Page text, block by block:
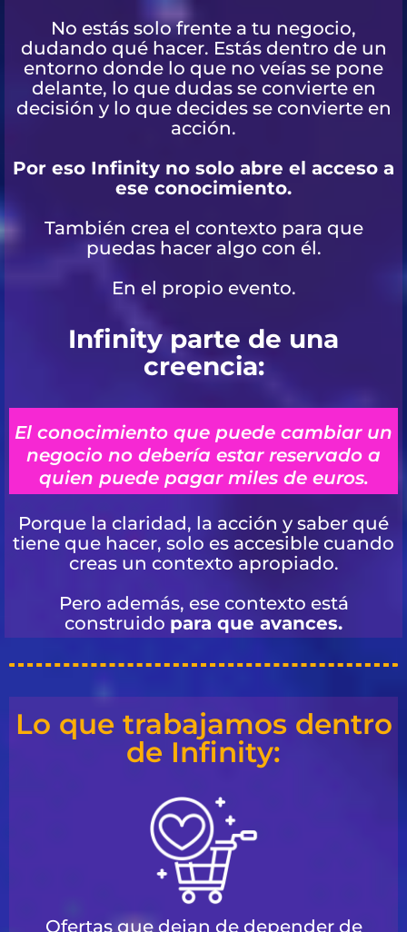
No estás solo frente a tu negocio,
dudando qué hacer. Estás dentro de un
entorno donde lo que no veías se pone
delante, lo que dudas se convierte en
decisión y lo que decides se convierte en
acción.
Por eso Infinity no solo abre el acceso a
ese conocimiento.
También crea el contexto para que
puedas hacer algo con él.
En el propio evento.
Infinity parte de una
creencia:
El conocimiento que puede cambiar un
negocio no debería estar reservado a
quien puede pagar miles de euros.
Porque la claridad, la acción y saber qué
tiene que hacer, solo es accesible cuando
creas un contexto apropiado.
Pero además, ese contexto está
construido para que avances.
Lo que trabajamos dentro
de Infinity:
Ofertas que dejan de depender de